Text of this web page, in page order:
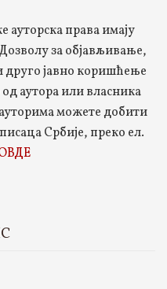
ауторска права имају
за објављивање,
јавно коришћење
аутора или власника
можете добити
Србије, преко ел.